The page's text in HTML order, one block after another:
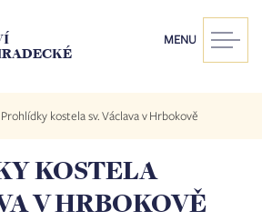
MENU
Prohlídky kostela sv. Václava v Hrbokově
KOSTELA
V HRBOKOVĚ